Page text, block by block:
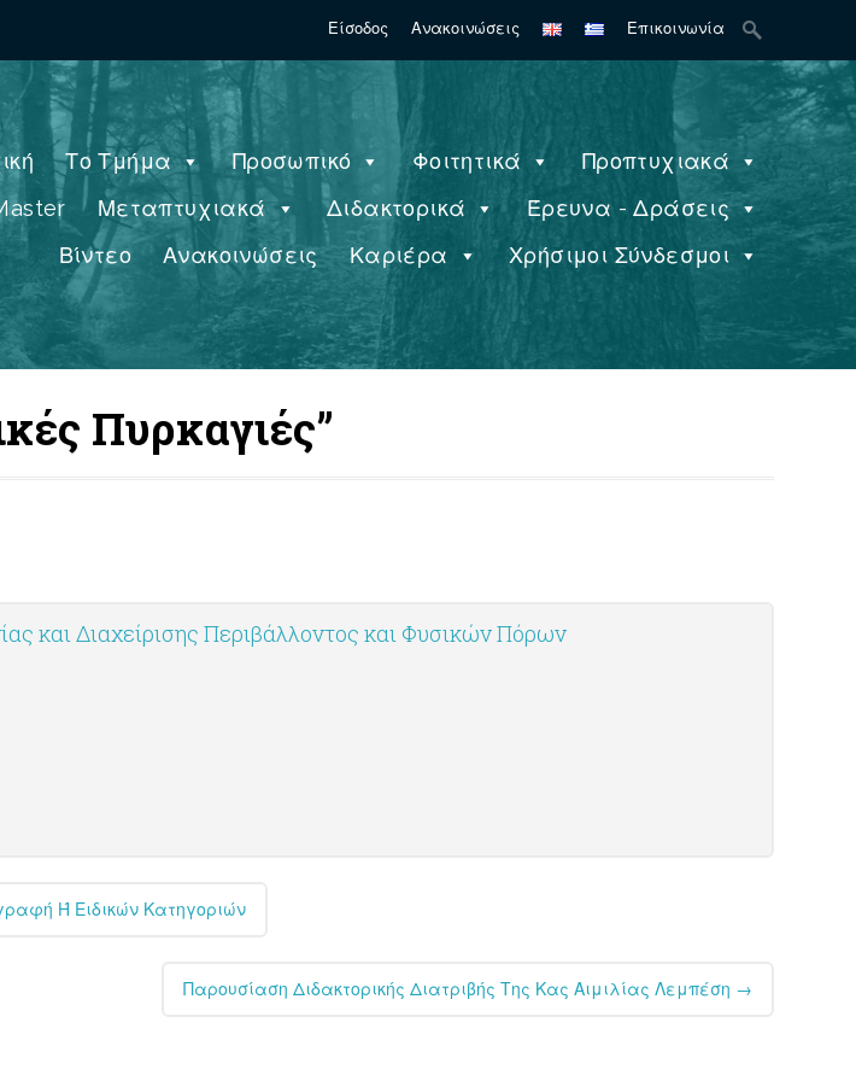
Είσοδος Ανακοινώσεις Επικοινωνία
Search
for:
Το Τμήμα Προσωπικό Φοιτητικά
Προπτυχιακά
Μεταπτυχιακά Διδακτορικά
Έρευνα - Δράσεις
Βίντεο
Ανακοινώσεις Καριέρα Χρήσιμοι Σύνδεσμοι
Πυρκαγιές”
και Διαχείρισης Περιβάλλοντος και Φυσικών Πόρων
Ή Ειδικών Κατηγοριών
Παρουσίαση Διδακτορικής Διατριβής Της Κας Αιμιλίας Λεμπέση →